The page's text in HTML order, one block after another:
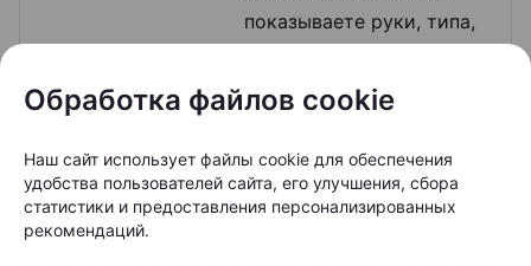
показываете руки, типа,
ты сам думаешь: три
с оленями на ногтях —
что за дикость? Лучше
бы ты что-нибудь
Обработка файлов cookie
Наш сайт использует файлы cookie для обеспечения
удобства пользователей сайта, его улучшения, сбора
статистики и предоставления персонализированных
рекомендаций.